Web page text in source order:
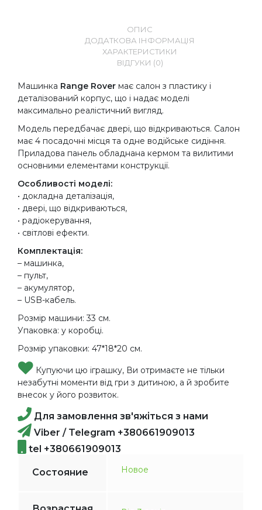
ОПИС
ДОДАТКОВА ІНФОРМАЦІЯ
ХАРАКТЕРИСТИКИ
ВІДГУКИ (0)
Машинка Range Rover має салон з пластику і
деталізований корпус, що і надає моделі
максимально реалістичний вигляд.
Модель передбачає двері, що відкриваються. Салон
має 4 посадочні місця та одне водійське сидіння.
Приладова панель обладнана кермом та вилитими
основними елементами конструкції.
Особливості моделі:
• докладна деталізація,
• двері, що відкриваються,
• радіокерування,
• світлові ефекти.
Комплектація:
– машинка,
– пульт,
– акумулятор,
– USB-кабель.
Розмір машини: 33 см.
Упаковка: у коробці.
Розмір упаковки: 47*18*20 см.
Купуючи цю іграшку, Ви отримаєте не тільки
незабутні моменти від гри з дитиною, а й зробите
внесок у його розвиток.
Для замовлення зв'яжіться з нами
Viber / Telegram +380661909013
tel +380661909013
Состояние Новое